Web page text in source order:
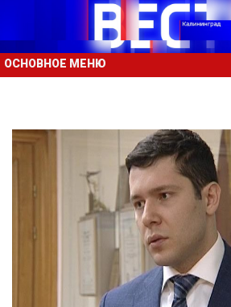
ОСНОВНОЕ МЕНЮ